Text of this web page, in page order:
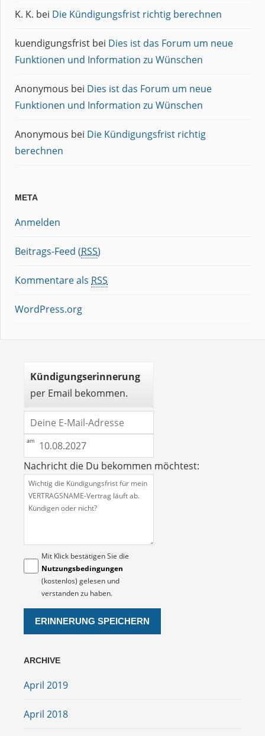
K. K. bei Die Kündigungsfrist richtig berechnen
kuendigungsfrist bei Dies ist das Forum um neue
Funktionen und Information zu Wünschen
Anonymous bei Dies ist das Forum um neue
Funktionen und Information zu Wünschen
Anonymous bei Die Kündigungsfrist richtig
berechnen
META
Anmelden
Beitrags-Feed (RSS)
Kommentare als RSS
WordPress.org
Kündigungserinnerung
per Email bekommen.
Nachricht die Du bekommen möchtest:
Mit Klick bestätigen Sie die
Nutzungsbedingungen
(kostenlos) gelesen und
verstanden zu haben.
ARCHIVE
April 2019
April 2018